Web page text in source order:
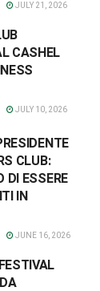
JULY 21, 2026
CASHEL
JULY 10, 2026
CLUB:
DI ESSERE
IN
JUNE 16, 2026